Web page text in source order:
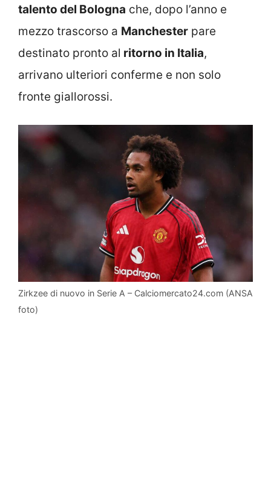
talento del Bologna che, dopo l’anno e
mezzo trascorso a Manchester pare
destinato pronto al ritorno in Italia,
arrivano ulteriori conferme e non solo
fronte giallorossi.
Zirkzee di nuovo in Serie A – Calciomercato24.com (ANSA
foto)